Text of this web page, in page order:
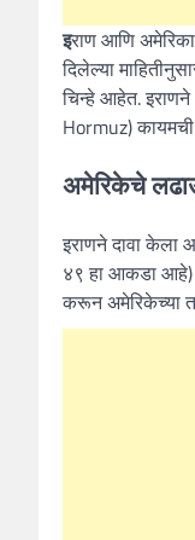
इराण आणि
दिलेल्या
चिन्हे आहेत.
Hormuz)
अमेरिकेचे
इराणने दावा केला
४९ हा आकडा आहे)
करून अमेरिकेच्या